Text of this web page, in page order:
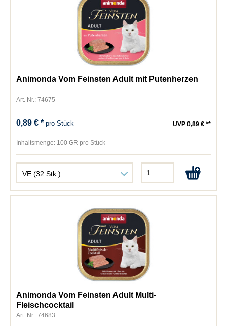
Animonda Vom Feinsten Adult mit Putenherzen
Art. Nr.: 74675
0,89 € *pro Stück UVP 0,89 € **
Inhaltsmenge: 100 GR pro Stück
Animonda Vom Feinsten Adult Multi-
Fleischcocktail
Art. Nr.: 74683